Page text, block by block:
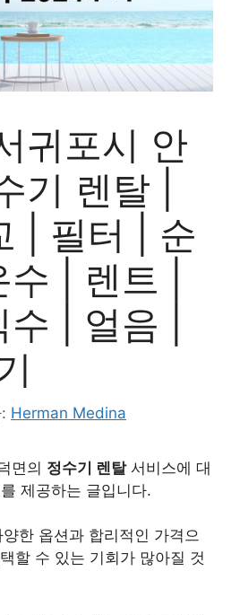
귀포시 안
기 렌탈 |
| 필터 | 순
| 렌트 |
| 얼음 |
Herman Medina
면의 정수기 렌탈서비스에 대
제공하는 글입니다.
한 옵션과 합리적인 가격으
할 수 있는 기회가 많아질 것